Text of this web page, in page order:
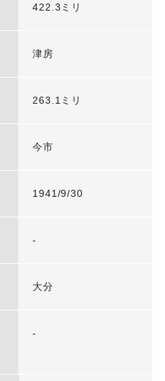
422.3ミリ
津房
263.1ミリ
今市
1941/9/30
-
大分
-